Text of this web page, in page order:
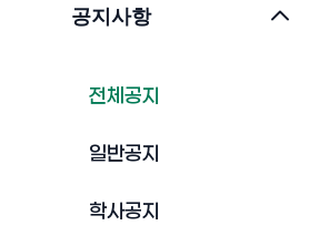
공지사항
전체공지
일반공지
학사공지